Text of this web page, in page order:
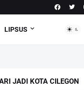
LIPSUS
JADI KOTA CILEGON